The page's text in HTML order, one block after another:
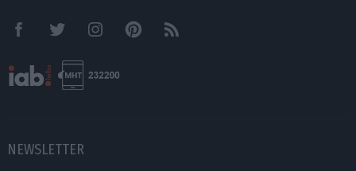
FacebookTwitter InstagramPinterestRSS feeds
NEWSLETTER